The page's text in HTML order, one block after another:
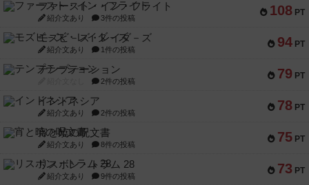
108 PT
ファースト・イン・フライト
紹介文あり 3件の投稿
94 PT
モズビ－ズ・レイダ－ズ
紹介文あり 1件の投稿
79 PT
テンプテーション
2件の投稿
78 PT
インドネシア
紹介文あり 2件の投稿
75 PT
宵と暁の呪文書
紹介文あり 8件の投稿
73 PT
リスボン・トラム 28
紹介文あり 9件の投稿